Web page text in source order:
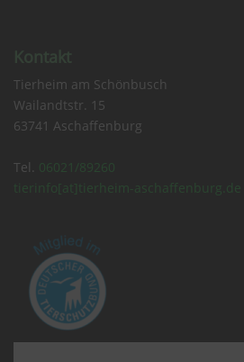
Kontakt
Tierheim am Schönbusch
Wailandtstr. 15
63741 Aschaffenburg
Tel. 06021/89260
tierinfo[at]tierheim-aschaffenburg.de